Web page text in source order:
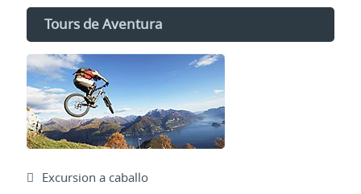
Tours de Aventura
Excursion a caballo